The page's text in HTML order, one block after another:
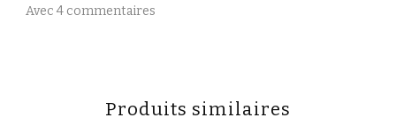
Avec 4 commentaires
Produits similaires